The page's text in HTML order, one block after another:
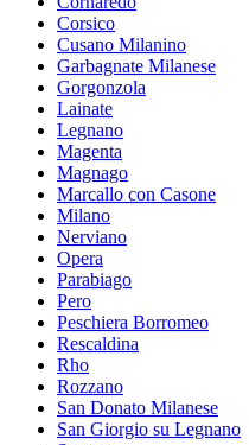
Corsico
Cusano Milanino
Garbagnate Milanese
Gorgonzola
Lainate
Legnano
Magenta
Magnago
Marcallo con Casone
Milano
Nerviano
Opera
Parabiago
Pero
Peschiera Borromeo
Rescaldina
Rho
Rozzano
San Donato Milanese
San Giorgio su Legnano